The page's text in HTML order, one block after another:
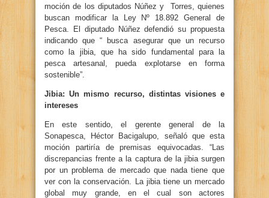
moción de los diputados Núñez y Torres, quienes
buscan modificar la Ley Nº 18.892 General de
Pesca. El diputado Núñez defendió su propuesta
indicando que “ busca asegurar que un recurso
como la jibia, que ha sido fundamental para la
pesca artesanal, pueda explotarse en forma
sostenible”.
Jibia: Un mismo recurso, distintas visiones e
intereses
En este sentido, el gerente general de la
Sonapesca, Héctor Bacigalupo, señaló que esta
moción partiría de premisas equivocadas. “Las
discrepancias frente a la captura de la jibia surgen
por un problema de mercado que nada tiene que
ver con la conservación. La jibia tiene un mercado
global muy grande, en el cual son actores